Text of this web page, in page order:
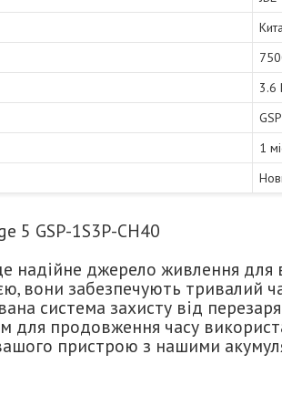
3.6
1
5 GSP-1S3P-CH40
надійне джерело живлення
вони забезпечують
система захисту від
продовження часу
пристрою з нашими